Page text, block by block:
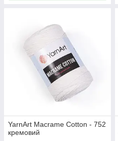
YarnArt Macrame Cotton - 752
кремовий